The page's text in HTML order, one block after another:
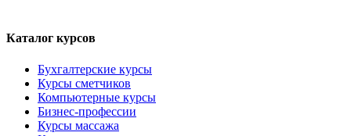
Каталог курсов
Бухгалтерские курсы
Курсы сметчиков
Компьютерные курсы
Бизнес-профессии
Курсы массажа